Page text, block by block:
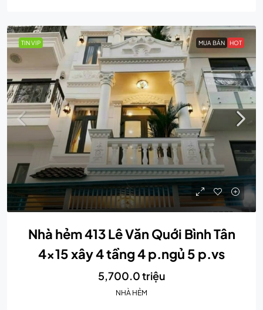
TIN VIP MUA BÁN HOT
Nhà hẻm 413 Lê Văn Quới Bình Tân
4×15 xây 4 tầng 4 p.ngủ 5 p.vs
5,700.0 triệu
NHÀ HẺM